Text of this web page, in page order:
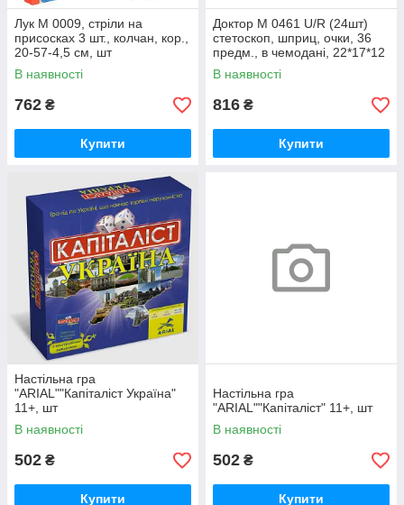
Лук M 0009, стріли на
присосках 3 шт., колчан, кор.,
20-57-4,5 см, шт
В наявності
762 ₴
Купити
Доктор M 0461 U/R (24шт)
стетоскоп, шприц, очки, 36
предм., в чемодані, 22*17*12
см, шт
В наявності
816 ₴
Купити
Настільна гра
"ARIAL""Капіталіст Україна"
11+, шт
В наявності
502 ₴
Купити
Настільна гра
"ARIAL""Капіталіст" 11+, шт
В наявності
502 ₴
Купити